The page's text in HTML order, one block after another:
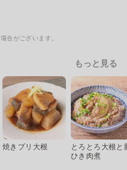
合がございます。
もっと見る
焼きブリ大根
とろとろ大根と
ひき肉煮